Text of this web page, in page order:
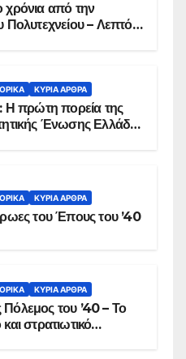
χρόνια από την
Πολυτεχνείου – Λεπτό
ΚΥΡΙΑ ΑΡΘΡΑ
Η πρώτη πορεία της
Ένωσης Ελλάδος
ΚΥΡΙΑ ΑΡΘΡΑ
του Έπους του ’40
ΚΥΡΙΑ ΑΡΘΡΑ
του ’40 – Το
στρατιωτικό